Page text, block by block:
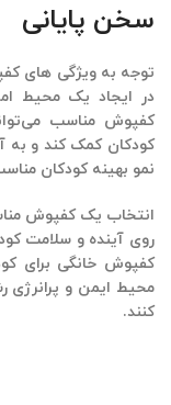
سخن پایانی
توجه به ویژگی ‌های
در ایجاد یک محیط
کفپوش مناسب
کودکان کمک کند و به
نمو بهینه کودکان
انتخاب یک کفپوش
روی آینده و سلامت
کفپوش خانگی برای
محیط ایمن و پرانرژی
کنند.